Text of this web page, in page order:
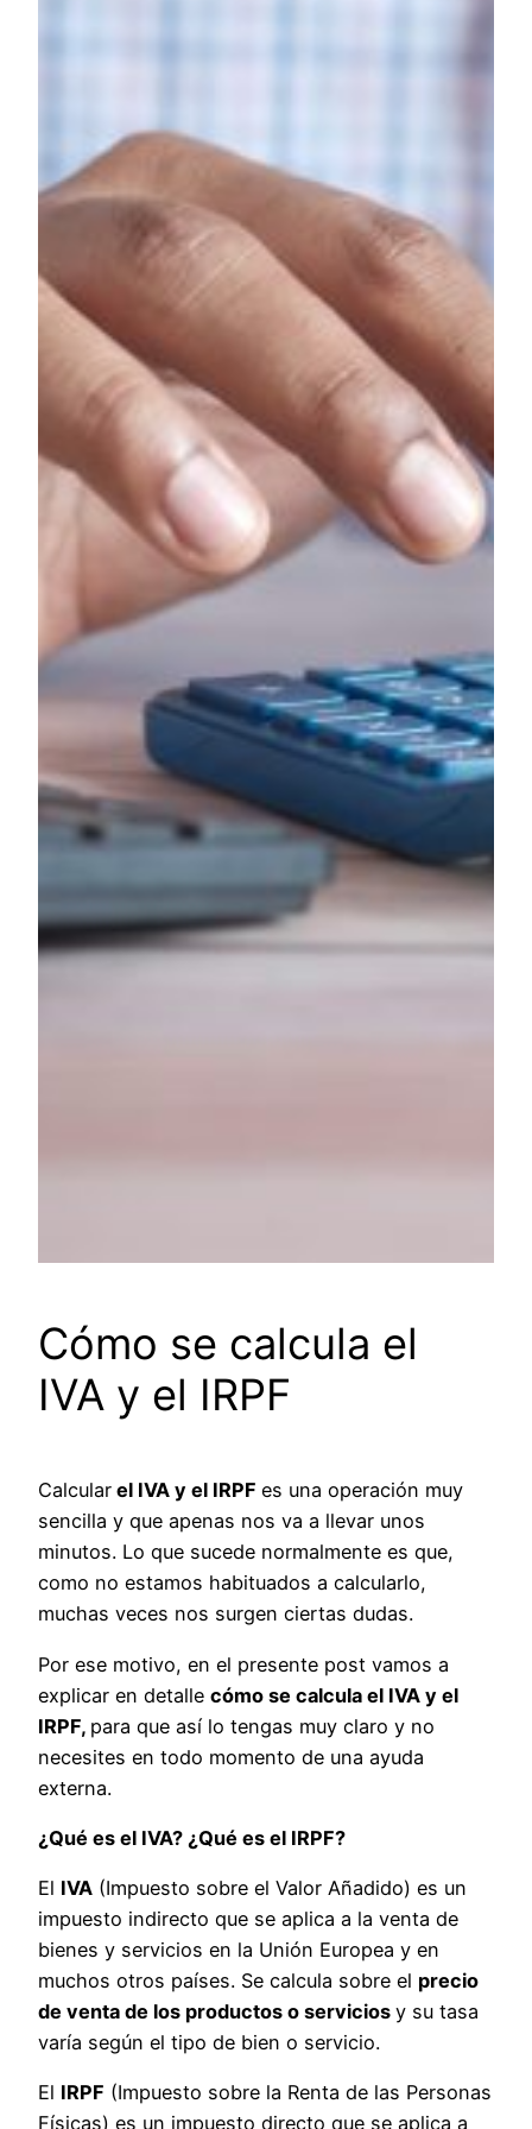
Cómo se calcula el
IVA y el IRPF
Calcular el IVA y el IRPF es una operación muy
sencilla y que apenas nos va a llevar unos
minutos. Lo que sucede normalmente es que,
como no estamos habituados a calcularlo,
muchas veces nos surgen ciertas dudas.
Por ese motivo, en el presente post vamos a
explicar en detalle cómo se calcula el IVA y el
IRPF, para que así lo tengas muy claro y no
necesites en todo momento de una ayuda
externa.
¿Qué es el IVA? ¿Qué es el IRPF?
El IVA (Impuesto sobre el Valor Añadido) es un
impuesto indirecto que se aplica a la venta de
bienes y servicios en la Unión Europea y en
muchos otros países. Se calcula sobre el precio
de venta de los productos o servicios y su tasa
varía según el tipo de bien o servicio.
El IRPF (Impuesto sobre la Renta de las Personas
Físicas) es un impuesto directo que se aplica a